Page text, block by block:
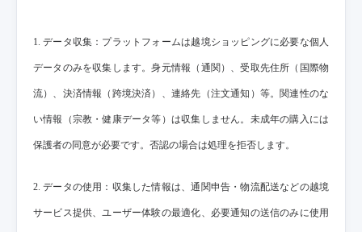
1. データ収集：プラットフォームは越境ショッピングに必要な個人
データのみを収集します。身元情報（通関）、受取先住所（国際物
流）、決済情報（跨境決済）、連絡先（注文通知）等。関連性のな
い情報（宗教・健康データ等）は収集しません。未成年の購入には
保護者の同意が必要です。否認の場合は処理を拒否します。
2. データの使用：収集した情報は、通関申告・物流配送などの越境
サービス提供、ユーザー体験の最適化、必要通知の送信のみに使用